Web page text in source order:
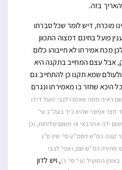
בזה.
מוכרח, דיש לומר שכל סברתו
פועל בחינם דמצוה התכוון
מכח אמירתו לא חייבוהו כלום
אבל עצם המחייב בתקנה היא
שמא תקנו כן להתחייב גם
היכא שחזר בו מאמירתו ונגרם
ראיה ממה שאמרו לגבי פועל דידו
חצר אפשר שהיא כיד בעה”ב עי’
ידה אתרבאי או משום שליחות, וכן
קונה כמ”ש הסמ”ע סי’ שיג ס”ג
סתירה כמ”ש שם, ואפי’ לגבי
המועיל (עי’ סי’ ר), ויש לדון